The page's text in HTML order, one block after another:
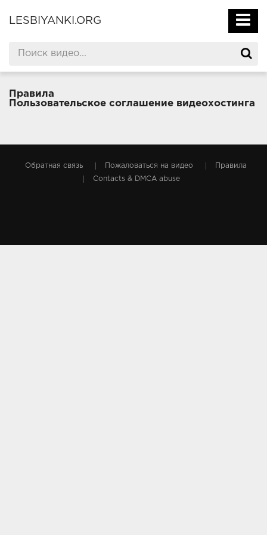
LESBIYANKI.ORG
Правила
Пользовательское соглашение видеохостинга
Обратная связь Пожаловаться на видео
Правила
Contacts & DMCA abuse